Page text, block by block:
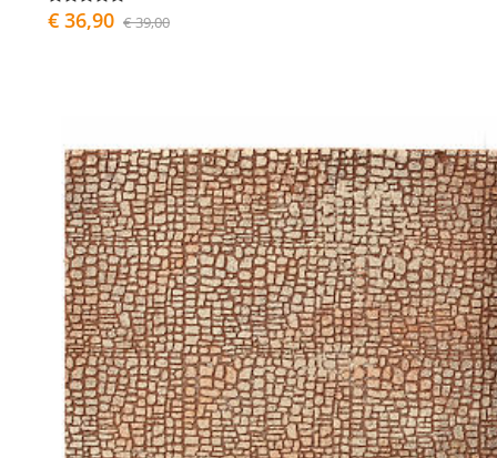
€ 36,90 € 39,00